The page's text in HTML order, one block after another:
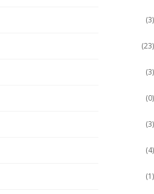
(3)
(23)
(3)
(0)
(3)
(4)
(1)